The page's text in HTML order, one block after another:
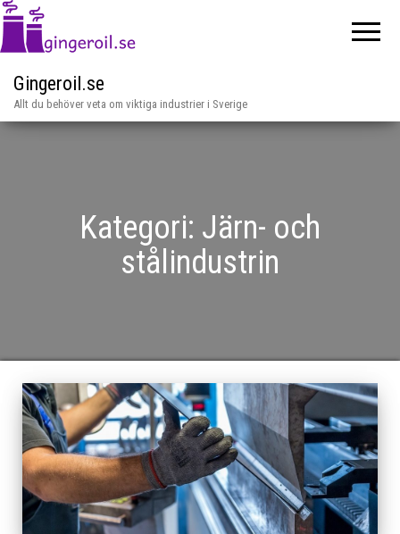
Gingeroil.se
Allt du behöver veta om viktiga industrier i Sverige
Kategori: Järn- och
stålindustrin